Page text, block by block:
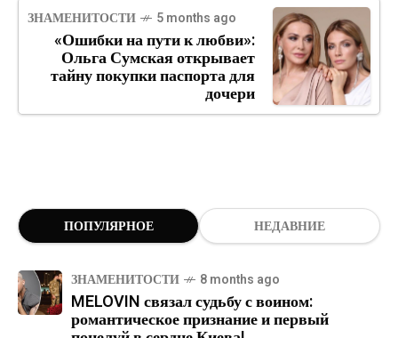
ЗНАМЕНИТОСТИ 5 months ago
«Ошибки на пути к любви»:
Ольга Сумская открывает
тайну покупки паспорта для
дочери
ПОПУЛЯРНОЕ НЕДАВНИЕ
ЗНАМЕНИТОСТИ 8 months ago
MELOVIN связал судьбу с воином:
романтическое признание и первый